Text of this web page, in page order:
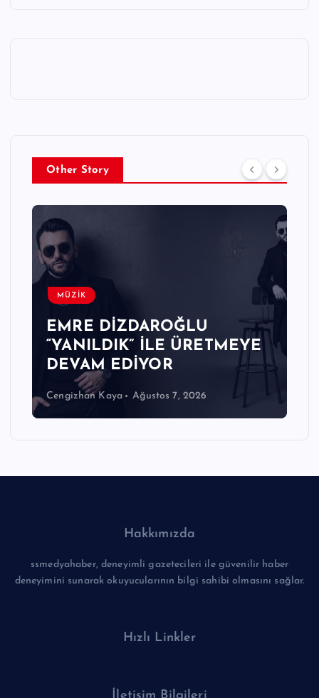
Other Story
MÜZİK
EMRE DİZDAROĞLU
“YANILDIK” İLE ÜRETMEYE
DEVAM EDİYOR
Cengizhan Kaya Ağustos 7, 2026
Hakkımızda
ssmedyahaber, deneyimli gazetecileri ile güvenilir haber
deneyimini sunarak okuyucularının bilgi sahibi olmasını sağlar.
Hızlı Linkler